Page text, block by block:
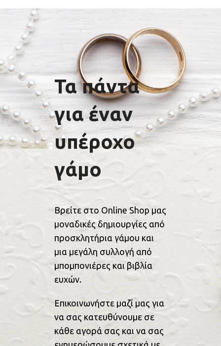
Τα πάντα
για έναν
υπέροχο
γάμο
Βρείτε στο Online Shop μας
μοναδικές δημιουργίες από
προσκλητήρια γάμου και
μια μεγάλη συλλογή από
μπομπονιέρες και βιβλία
ευχών.
Επικοινωνήστε μαζί μας για
να σας κατευθύνουμε σε
κάθε αγορά σας και να σας